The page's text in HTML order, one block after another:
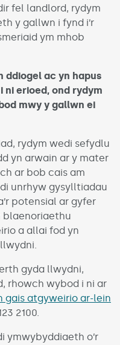
fel landlord, rydym
y gallwn i fynd i’r
ym mhob
ddiogel ac yn hapus
erioed, ond rydym
mwy y gallwn ei
rydym wedi sefydlu
yn arwain ar y mater
ar bob cais am
unrhyw gysylltiadau
potensial ar gyfer
blaenoriaethu
a allai fod yn
gyda llwydni,
rhowch wybod i ni ar
gais atgyweirio ar-lein
2100.
ymwybyddiaeth o’r